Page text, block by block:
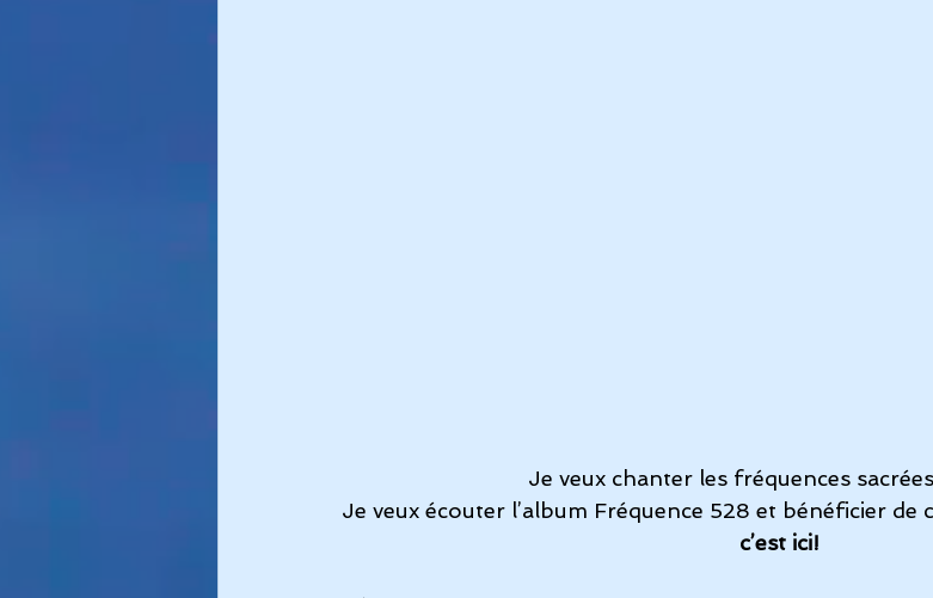
Je veux chanter les fréquences sacrées
Je veux écouter l’album Fréquence 528 et bénéficier de
c’est ici!